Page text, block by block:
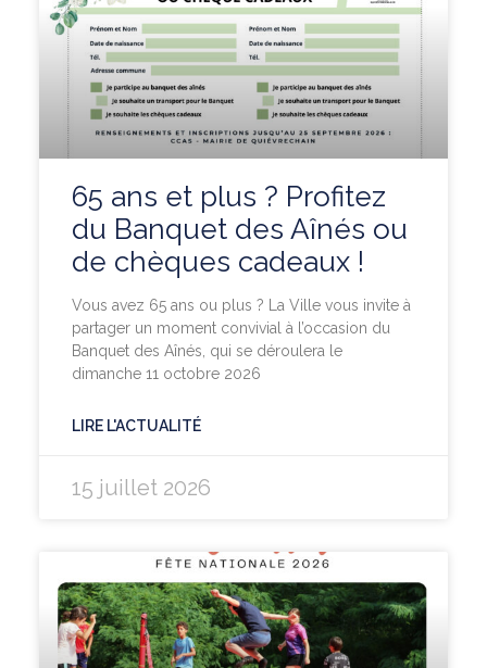
65 ans et plus ? Profitez
du Banquet des Aînés ou
de chèques cadeaux !
Vous avez 65 ans ou plus ? La Ville vous invite à
partager un moment convivial à l’occasion du
Banquet des Aînés, qui se déroulera le
dimanche 11 octobre 2026
LIRE L'ACTUALITÉ
15 juillet 2026